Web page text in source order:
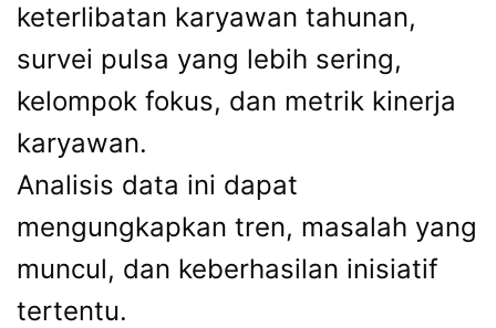
keterlibatan karyawan tahunan,
survei pulsa yang lebih sering,
kelompok fokus, dan metrik kinerja
karyawan.
Analisis data ini dapat
mengungkapkan tren, masalah yang
muncul, dan keberhasilan inisiatif
tertentu.